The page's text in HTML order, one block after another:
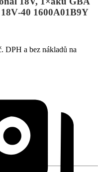
1600A01B9Y
a bez nákladů na